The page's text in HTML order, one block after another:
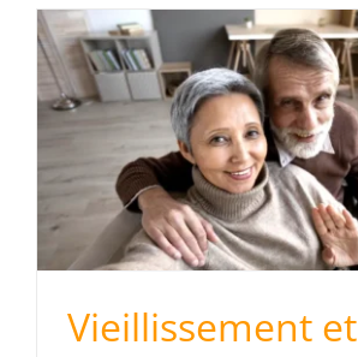
Vieillissement et